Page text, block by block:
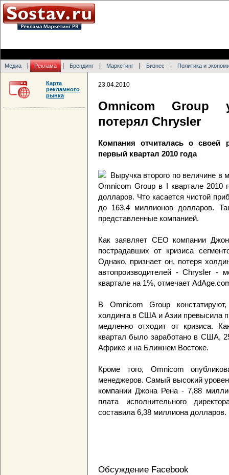
Медиа Реклама Брендинг Маркетинг Бизнес Политика и
23.04.2010
Omnicom Group
потерял Chrysler
Компания отчиталась о своей
первый квартал 2010 года
Выручка второго по величине в
Omnicom Group в I квартале
долларов. Что касается чистой
до 163,4 миллионов долларов.
представленные компанией.
Как заявляет СЕО компании
пострадавших от кризиса
Однако, признает он, потеря
автопроизводителей - Chrysler -
квартале на 1%, отмечает
В Omnicom Group констатируют,
холдинга в США и Азии превысила
медленно отходит от кризиса.
квартал было заработано в США,
Африке и на Ближнем Востоке.
Кроме того, Omnicom
менеджеров. Самый высокий
компании Джона Рена - 7,88
плата исполнительного
составила 6,38 миллиона долларов.
Обсуждение Facebook
Карта
рекламного
рынка